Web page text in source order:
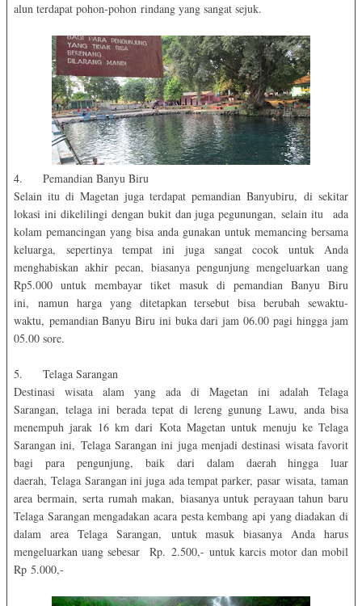
alun terdapat pohon-pohon rindang yang sangat sejuk.
4. Pemandian Banyu Biru
Selain itu di Magetan juga terdapat pemandian Banyubiru, di sekitar
lokasi ini dikelilingi dengan bukit dan juga pegunungan, selain itu ada
kolam pemancingan yang bisa anda gunakan untuk memancing bersama
keluarga, sepertinya tempat ini juga sangat cocok untuk Anda
menghabiskan akhir pecan, biasanya pengunjung mengeluarkan uang
Rp5.000 untuk membayar tiket masuk di pemandian Banyu Biru
ini, namun harga yang ditetapkan tersebut bisa berubah sewaktu-
waktu, pemandian Banyu Biru ini buka dari jam 06.00 pagi hingga jam
05.00 sore.
5. Telaga Sarangan
Destinasi wisata alam yang ada di Magetan ini adalah Telaga
Sarangan, telaga ini berada tepat di lereng gunung Lawu, anda bisa
menempuh jarak 16 km dari Kota Magetan untuk menuju ke Telaga
Sarangan ini, Telaga Sarangan ini juga menjadi destinasi wisata favorit
bagi para pengunjung, baik dari dalam daerah hingga luar
daerah, Telaga Sarangan ini juga ada tempat parker, pasar wisata, taman
area bermain, serta rumah makan, biasanya untuk perayaan tahun baru
Telaga Sarangan mengadakan acara pesta kembang api yang diadakan di
dalam area Telaga Sarangan, untuk masuk biasanya Anda harus
mengeluarkan uang sebesar Rp. 2.500,- untuk karcis motor dan mobil
Rp 5.000,-